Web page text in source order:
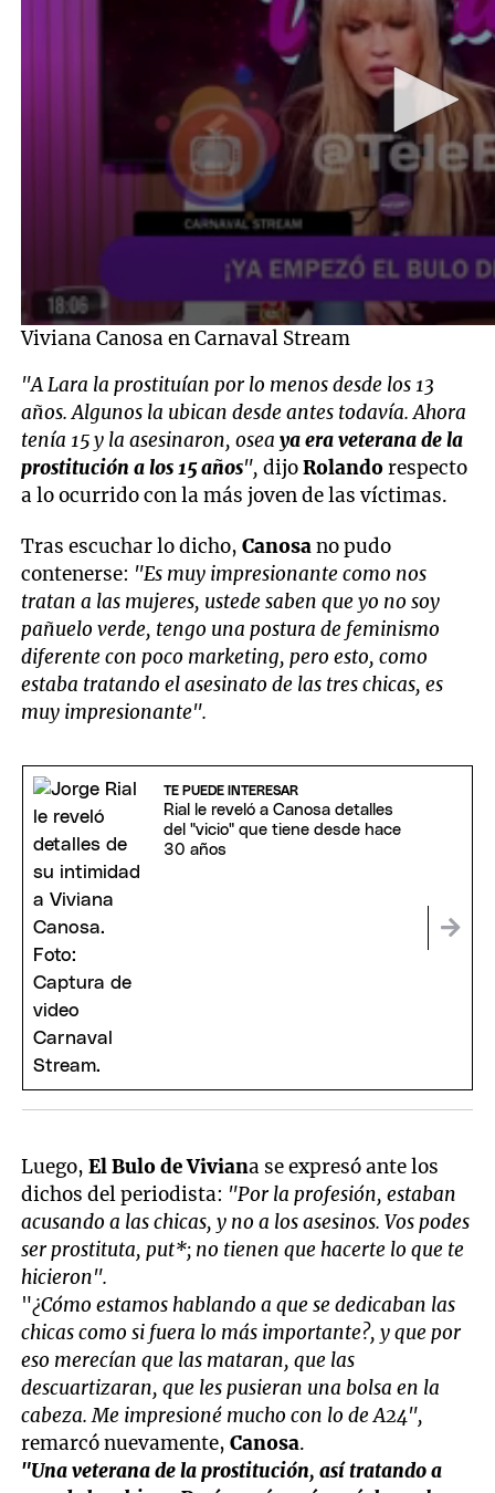
Viviana Canosa en Carnaval Stream
"A Lara la prostituían por lo menos desde los 13
años. Algunos la ubican desde antes todavía. Ahora
tenía 15 y la asesinaron, oseaya era veterana de la
prostitución a los 15 años", dijoRolandorespecto
a lo ocurrido con la más joven de las víctimas.
Tras escuchar lo dicho,Canosano pudo
contenerse: "Es muy impresionante como nos
tratan a las mujeres, ustede saben que yo no soy
pañuelo verde, tengo una postura de feminismo
diferente con poco marketing, pero esto, como
estaba tratando el asesinato de las tres chicas, es
muy impresionante".
TE PUEDE INTERESAR
Rial le reveló a Canosa detalles
del "vicio" que tiene desde hace
30 años
Luego,El Bulo de Viviana se expresó ante los
dichos del periodista: "Por la profesión, estaban
acusando a las chicas, y no a los asesinos. Vos podes
ser prostituta, put*; no tienen que hacerte lo que te
hicieron".
"¿Cómo estamos hablando a que se dedicaban las
chicas como si fuera lo más importante?, y que por
eso merecían que las mataran, que las
descuartizaran, que les pusieran una bolsa en la
cabeza. Me impresioné mucho con lo de A24",
remarcó nuevamente,Canosa.
"Una veterana de la prostitución, así tratando a